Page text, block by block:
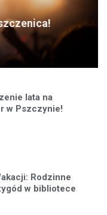
lata na
w Pszczynie!
Rodzinne
w bibliotece